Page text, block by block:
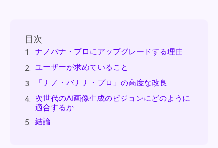
目次
1. ナノバナ・プロにアップグレードする理由
2. ユーザーが求めていること
3.
「ナノ・バナナ・プロ」の高度な改良
4. 次世代のAI画像生成のビジョンにどのように
適合するか
5. 結論